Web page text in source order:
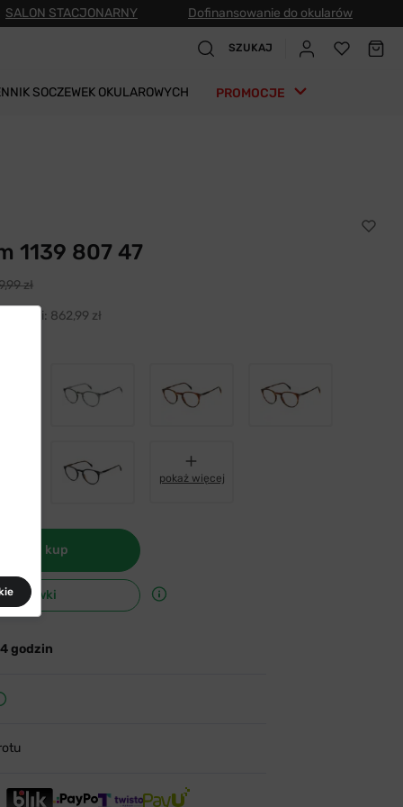
SALON STACJONARNY Dofinansowanie do okularów
SZUKAJ
SOCZEWEK OKULAROWYCH PROMOCJE
1139 807 47
zł
30 dni: 862,99 zł
pokaż więcej
i kup
oprawki
godzin